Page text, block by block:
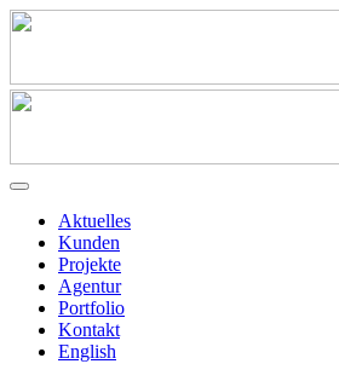
Aktuelles
Kunden
Projekte
Agentur
Portfolio
Kontakt
English